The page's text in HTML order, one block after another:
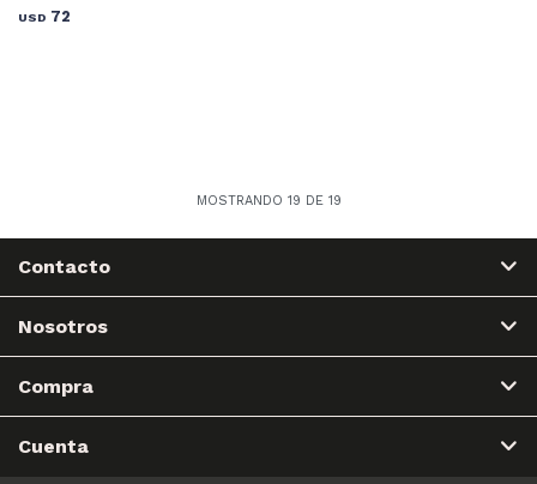
USD 72
MOSTRANDO 19 DE 19
Contacto
Nosotros
Compra
Cuenta